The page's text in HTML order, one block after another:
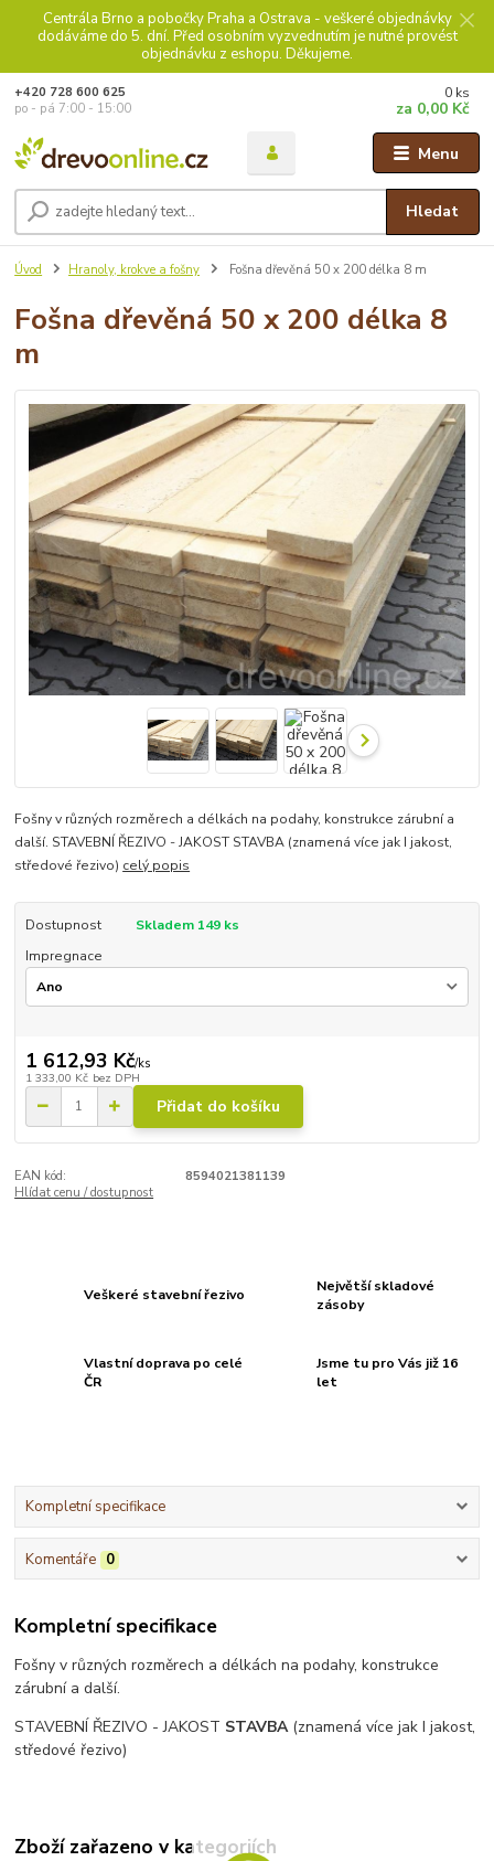
Centrála Brno a pobočky Praha a Ostrava - veškeré objednávky
dodáváme do 5. dní. Před osobním vyzvednutím je nutné provést
objednávku z eshopu. Děkujeme.
Menu
Hledat
+420 728 600 625
po - pá 7:00 - 15:00
0 ks
za 0,00 Kč
Úvod Hranoly, krokve a fošny Fošna dřevěná 50 x 200 délka 8 m
Fošna dřevěná 50 x 200 délka 8
m
Fošny v různých rozměrech a délkách na podahy, konstrukce zárubní a
další. STAVEBNÍ ŘEZIVO - JAKOST STAVBA (znamená více jak I jakost,
středové řezivo) celý popis
Dostupnost
Skladem 149 ks
Impregnace
1 612,93 Kč/ks
1 333,00 Kč bez DPH
Přidat do košíku
EAN kód:
8594021381139
Hlídat cenu / dostupnost
Veškeré stavební řezivo
Největší skladové
zásoby
Vlastní doprava po celé
ČR
Jsme tu pro Vás již 16
let
Kompletní specifikace
Komentáře 0
Kompletní specifikace
Fošny v různých rozměrech a délkách na podahy, konstrukce
zárubní a další.
STAVEBNÍ ŘEZIVO - JAKOST STAVBA (znamená více jak I jakost,
středové řezivo)
Zboží zařazeno v kategoriích